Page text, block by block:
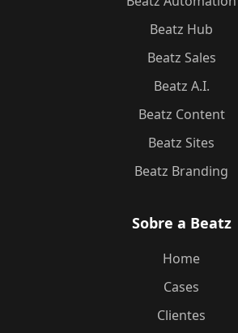
Beatz Hub
Beatz Sales
Beatz A.I.
Beatz Content
Beatz Sites
Beatz Branding
Sobre a Beatz
Home
Cases
Clientes